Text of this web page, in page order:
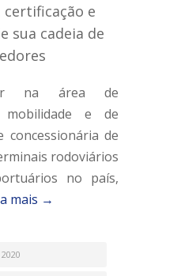
certificação e
sua cadeia de
na área de
e de
concessionária de
rodoviários
no país,
mais →